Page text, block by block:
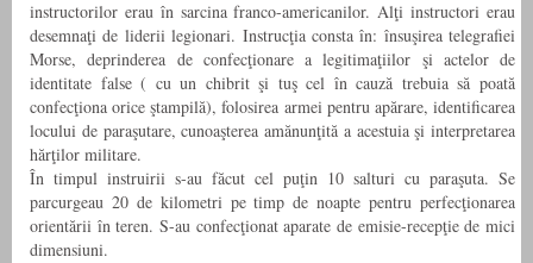
instructorilor erau în sarcina franco-americanilor. Alţi instructori erau
desemnaţi de liderii legionari. Instrucţia consta în: însuşirea telegrafiei
Morse, deprinderea de confecţionare a legitimaţiilor şi actelor de
identitate false ( cu un chibrit şi tuş cel în cauză trebuia să poată
confecţiona orice ştampilă), folosirea armei pentru apărare, identificarea
locului de paraşutare, cunoaşterea amănunţită a acestuia şi interpretarea
hărţilor militare.
În timpul instruirii s-au făcut cel puţin 10 salturi cu paraşuta. Se
parcurgeau 20 de kilometri pe timp de noapte pentru perfecţionarea
orientării în teren. S-au confecţionat aparate de emisie-recepţie de mici
dimensiuni.